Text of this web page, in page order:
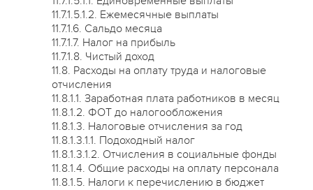
11.7.1.5.1.2. Ежемесячные выплаты
11.7.1.6. Сальдо месяца
11.7.1.7. Налог на прибыль
11.7.1.8. Чистый доход
11.8. Расходы на оплату труда и налоговые
отчисления
11.8.1.1. Заработная плата работников в месяц
11.8.1.2. ФОТ до налогообложения
11.8.1.3. Налоговые отчисления за год
11.8.1.3.1.1. Подоходный налог
11.8.1.3.1.2. Отчисления в социальные фонды
11.8.1.4. Общие расходы на оплату персонала
11.8.1.5. Налоги к перечислению в бюджет